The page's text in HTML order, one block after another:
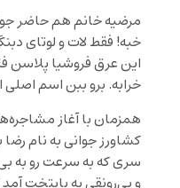
مرضیه خانم هم حاضر
خبه! فقط لات و لوتای
این عرق فروشیا پلاسن
خرابه. برو ببن اسم
همزمان با آغاز
کشاورز جوانی به نام
سری که به سرعت رو به
و بی‌رونقی به پایتخت